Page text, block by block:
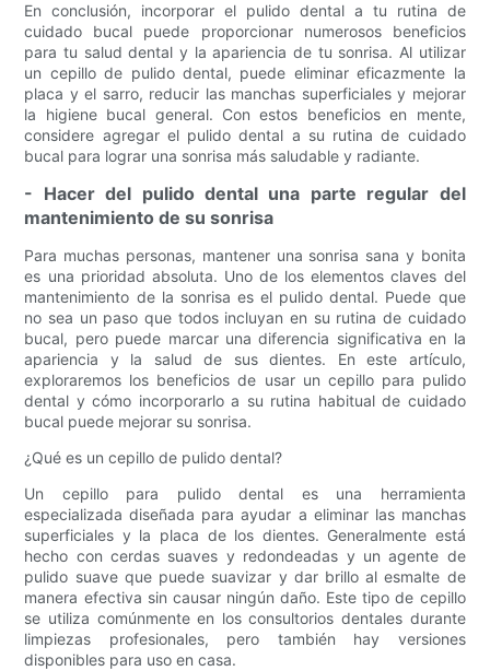
En conclusión, incorporar el pulido dental a tu rutina de
cuidado bucal puede proporcionar numerosos beneficios
para tu salud dental y la apariencia de tu sonrisa. Al utilizar
un cepillo de pulido dental, puede eliminar eficazmente la
placa y el sarro, reducir las manchas superficiales y mejorar
la higiene bucal general. Con estos beneficios en mente,
considere agregar el pulido dental a su rutina de cuidado
bucal para lograr una sonrisa más saludable y radiante.
- Hacer del pulido dental una parte regular del
mantenimiento de su sonrisa
Para muchas personas, mantener una sonrisa sana y bonita
es una prioridad absoluta. Uno de los elementos claves del
mantenimiento de la sonrisa es el pulido dental. Puede que
no sea un paso que todos incluyan en su rutina de cuidado
bucal, pero puede marcar una diferencia significativa en la
apariencia y la salud de sus dientes. En este artículo,
exploraremos los beneficios de usar un cepillo para pulido
dental y cómo incorporarlo a su rutina habitual de cuidado
bucal puede mejorar su sonrisa.
¿Qué es un cepillo de pulido dental?
Un cepillo para pulido dental es una herramienta
especializada diseñada para ayudar a eliminar las manchas
superficiales y la placa de los dientes. Generalmente está
hecho con cerdas suaves y redondeadas y un agente de
pulido suave que puede suavizar y dar brillo al esmalte de
manera efectiva sin causar ningún daño. Este tipo de cepillo
se utiliza comúnmente en los consultorios dentales durante
limpiezas profesionales, pero también hay versiones
disponibles para uso en casa.